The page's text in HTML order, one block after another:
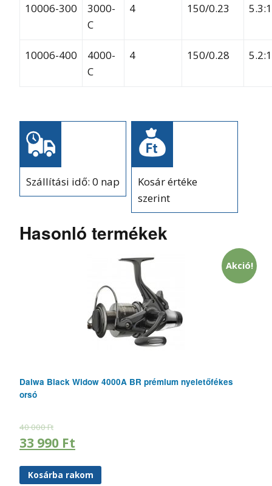
10006-300
3000-
C
4 150/0.23 5.3:1
10006-400
4000-
C
4 150/0.28 5.2:1
Szállítási idő: 0 nap
Kosár értéke
szerint
Hasonló termékek
Akció!
Daiwa Black Widow 4000A BR prémium nyeletőfékes
orsó
40 000Ft
33 990 Ft
Kosárba rakom